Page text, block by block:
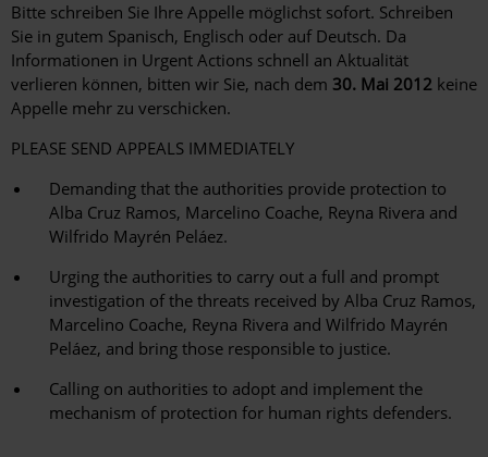
Bitte schreiben Sie Ihre Appelle möglichst sofort. Schreiben
Sie in gutem Spanisch, Englisch oder auf Deutsch. Da
Informationen in Urgent Actions schnell an Aktualität
verlieren können, bitten wir Sie, nach dem 30. Mai 2012 keine
Appelle mehr zu verschicken.
PLEASE SEND APPEALS IMMEDIATELY
Demanding that the authorities provide protection to
Alba Cruz Ramos, Marcelino Coache, Reyna Rivera and
Wilfrido Mayrén Peláez.
Urging the authorities to carry out a full and prompt
investigation of the threats received by Alba Cruz Ramos,
Marcelino Coache, Reyna Rivera and Wilfrido Mayrén
Peláez, and bring those responsible to justice.
Calling on authorities to adopt and implement the
mechanism of protection for human rights defenders.